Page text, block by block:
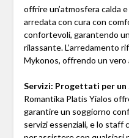
offrire un’atmosfera calda
arredata con cura con
confortevoli, garantendo
rilassante. L’arredamento
Mykonos, offrendo un vero
Servizi: Progettati per un
Romantika Platis Yialos
garantire un soggiorno
servizi essenziali, e lo staff